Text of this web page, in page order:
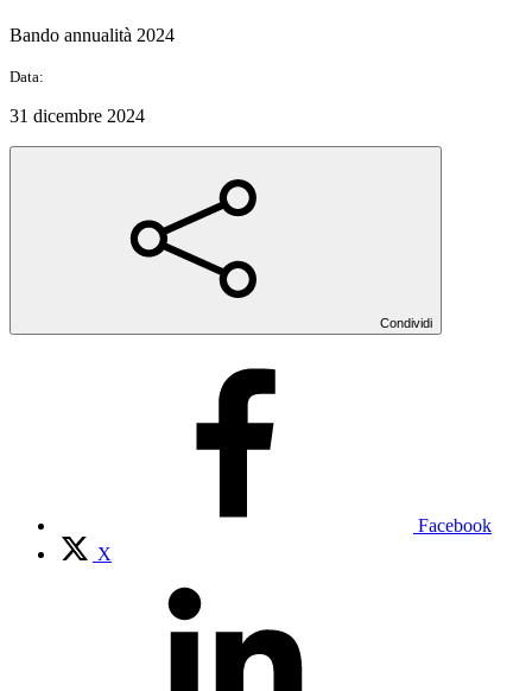
Bando annualità 2024
Data:
31 dicembre 2024
Condividi
Facebook
X